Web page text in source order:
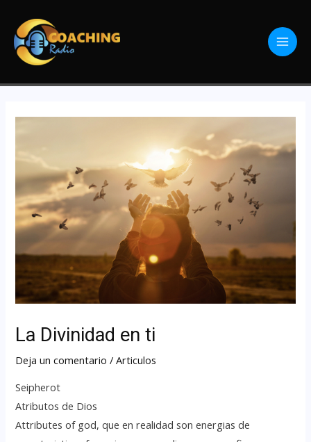
La Divinidad en ti
Deja un comentario /Articulos
Seipherot
Atributos de Dios
Attributes of god, que en realidad son energias de